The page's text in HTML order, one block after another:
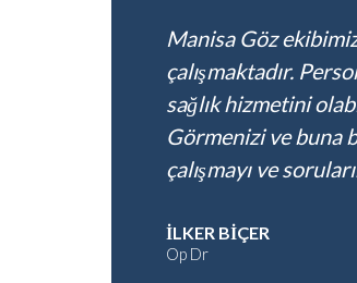
Manisa Göz
çalışmaktadır.
sağlık hizmetini
Görmenizi ve buna
çalışmayı ve
İLKER BİÇER
Op Dr